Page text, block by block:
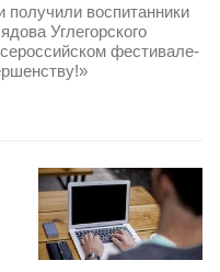
получили воспитанники
Углегорского
фестивале-